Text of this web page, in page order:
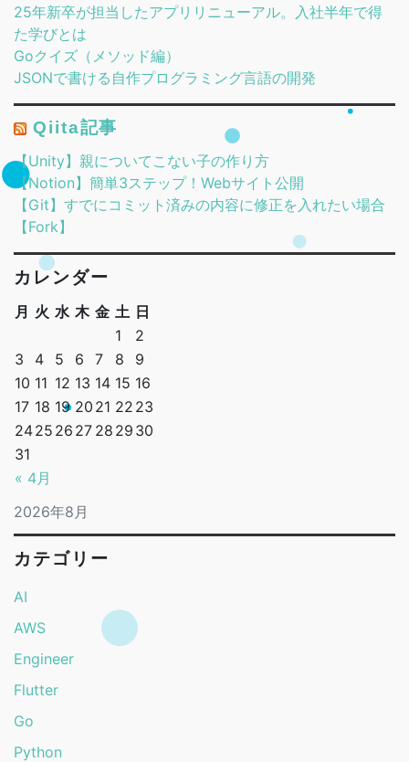
25年新卒が担当したアプリリニューアル。入社半年で得
た学びとは
Goクイズ（メソッド編）
JSONで書ける自作プログラミング言語の開発
Qiita記事
【Unity】親についてこない子の作り方
【Notion】簡単3ステップ！Webサイト公開
【Git】すでにコミット済みの内容に修正を入れたい場合
【Fork】
カレンダー
2026年8月
月 火 水 木 金 土 日
« 4月
1
2
3
4 5 6 7 8
9
10 11 12 13 14 15 16
17 18 19 20 21 22 23
2425 26 27 28 29 30
31
カテゴリー
AI
AWS
Engineer
Flutter
Go
Python